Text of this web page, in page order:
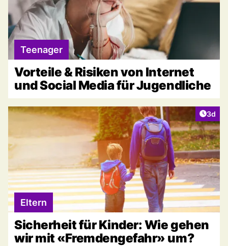
Teenager
Vorteile & Risiken von Internet
und Social Media für Jugendliche
3d
Eltern
Sicherheit für Kinder: Wie gehen
wir mit «Fremdengefahr» um?